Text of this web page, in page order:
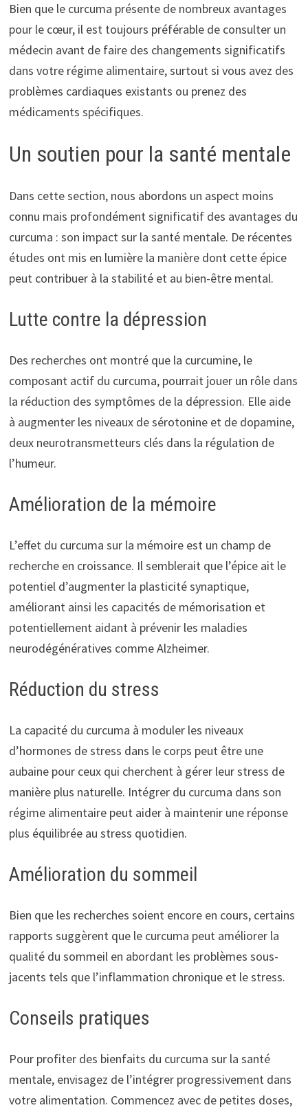
Bien que le curcuma présente de nombreux avantages
pour le cœur, il est toujours préférable de consulter un
médecin avant de faire des changements significatifs
dans votre régime alimentaire, surtout si vous avez des
problèmes cardiaques existants ou prenez des
médicaments spécifiques.
Un soutien pour la santé mentale
Dans cette section, nous abordons un aspect moins
connu mais profondément significatif des avantages du
curcuma : son impact sur la santé mentale. De récentes
études ont mis en lumière la manière dont cette épice
peut contribuer à la stabilité et au bien-être mental.
Lutte contre la dépression
Des recherches ont montré que la curcumine, le
composant actif du curcuma, pourrait jouer un rôle dans
la réduction des symptômes de la dépression. Elle aide
à augmenter les niveaux de sérotonine et de dopamine,
deux neurotransmetteurs clés dans la régulation de
l’humeur.
Amélioration de la mémoire
L’effet du curcuma sur la mémoire est un champ de
recherche en croissance. Il semblerait que l’épice ait le
potentiel d’augmenter la plasticité synaptique,
améliorant ainsi les capacités de mémorisation et
potentiellement aidant à prévenir les maladies
neurodégénératives comme Alzheimer.
Réduction du stress
La capacité du curcuma à moduler les niveaux
d’hormones de stress dans le corps peut être une
aubaine pour ceux qui cherchent à gérer leur stress de
manière plus naturelle. Intégrer du curcuma dans son
régime alimentaire peut aider à maintenir une réponse
plus équilibrée au stress quotidien.
Amélioration du sommeil
Bien que les recherches soient encore en cours, certains
rapports suggèrent que le curcuma peut améliorer la
qualité du sommeil en abordant les problèmes sous-
jacents tels que l’inflammation chronique et le stress.
Conseils pratiques
Pour profiter des bienfaits du curcuma sur la santé
mentale, envisagez de l’intégrer progressivement dans
votre alimentation. Commencez avec de petites doses,